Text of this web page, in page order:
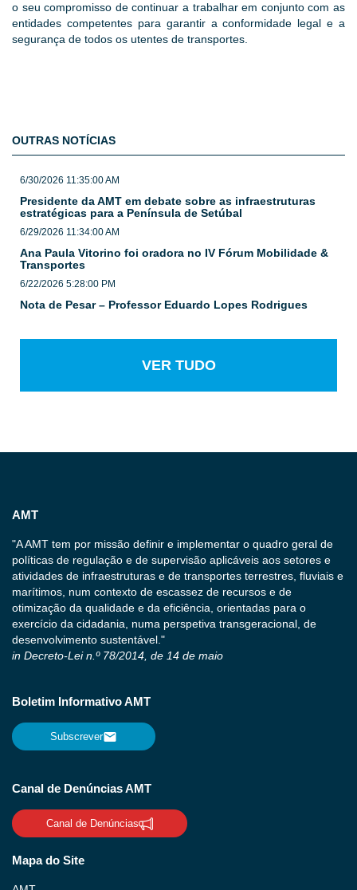
o seu compromisso de continuar a trabalhar em conjunto com as
entidades competentes para garantir a conformidade legal e a
segurança de todos os utentes de transportes.
OUTRAS NOTÍCIAS
6/30/2026 11:35:00 AM
Presidente da AMT em debate sobre as infraestruturas
estratégicas para a Península de Setúbal
6/29/2026 11:34:00 AM
Ana Paula Vitorino foi oradora no IV Fórum Mobilidade &
Transportes
6/22/2026 5:28:00 PM
Nota de Pesar – Professor Eduardo Lopes Rodrigues
VER TUDO
AMT
"A AMT tem por missão definir e implementar o quadro geral de
políticas de regulação e de supervisão aplicáveis aos setores e
atividades de infraestruturas e de transportes terrestres, fluviais e
marítimos, num contexto de escassez de recursos e de
otimização da qualidade e da eficiência, orientadas para o
exercício da cidadania, numa perspetiva transgeracional, de
desenvolvimento sustentável."
in Decreto-Lei n.º 78/2014, de 14 de maio
Boletim Informativo AMT
Subscrever
Canal de Denúncias AMT
Canal de Denúncias
Mapa do Site